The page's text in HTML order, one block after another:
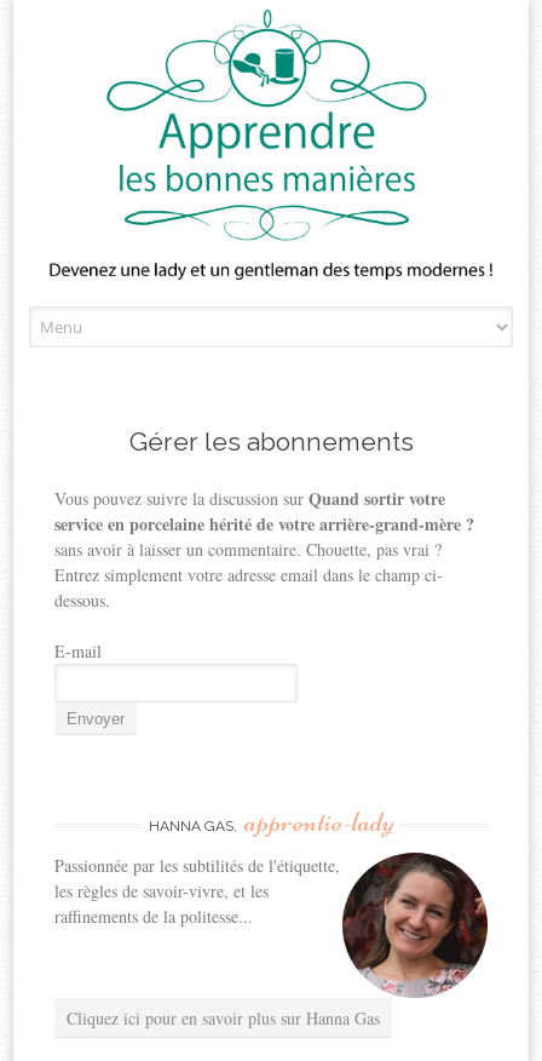
to
Gérer les abonnements
Vous pouvez suivre la discussion surQuand sortir votre
service en porcelaine hérité de votre arrière-grand-mère ?
sans avoir à laisser un commentaire. Chouette, pas vrai ?
Entrez simplement votre adresse email dans le champ ci-
dessous.
E-mail
HANNA GAS, apprentie-lady
Passionnée par les subtilités de l'étiquette,
les règles de savoir-vivre, et les
raffinements de la politesse...
Cliquez ici pour en savoir plus sur Hanna Gas